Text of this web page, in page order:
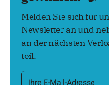
Melden Sie sich für
Newsletter an und
an der nächsten
teil.